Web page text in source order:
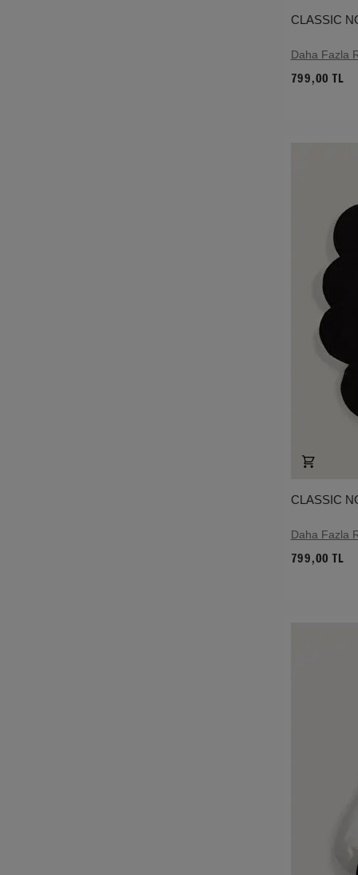
CLASSIC
Daha Fazla
799,00 TL
CLASSIC
Daha Fazla
799,00 TL